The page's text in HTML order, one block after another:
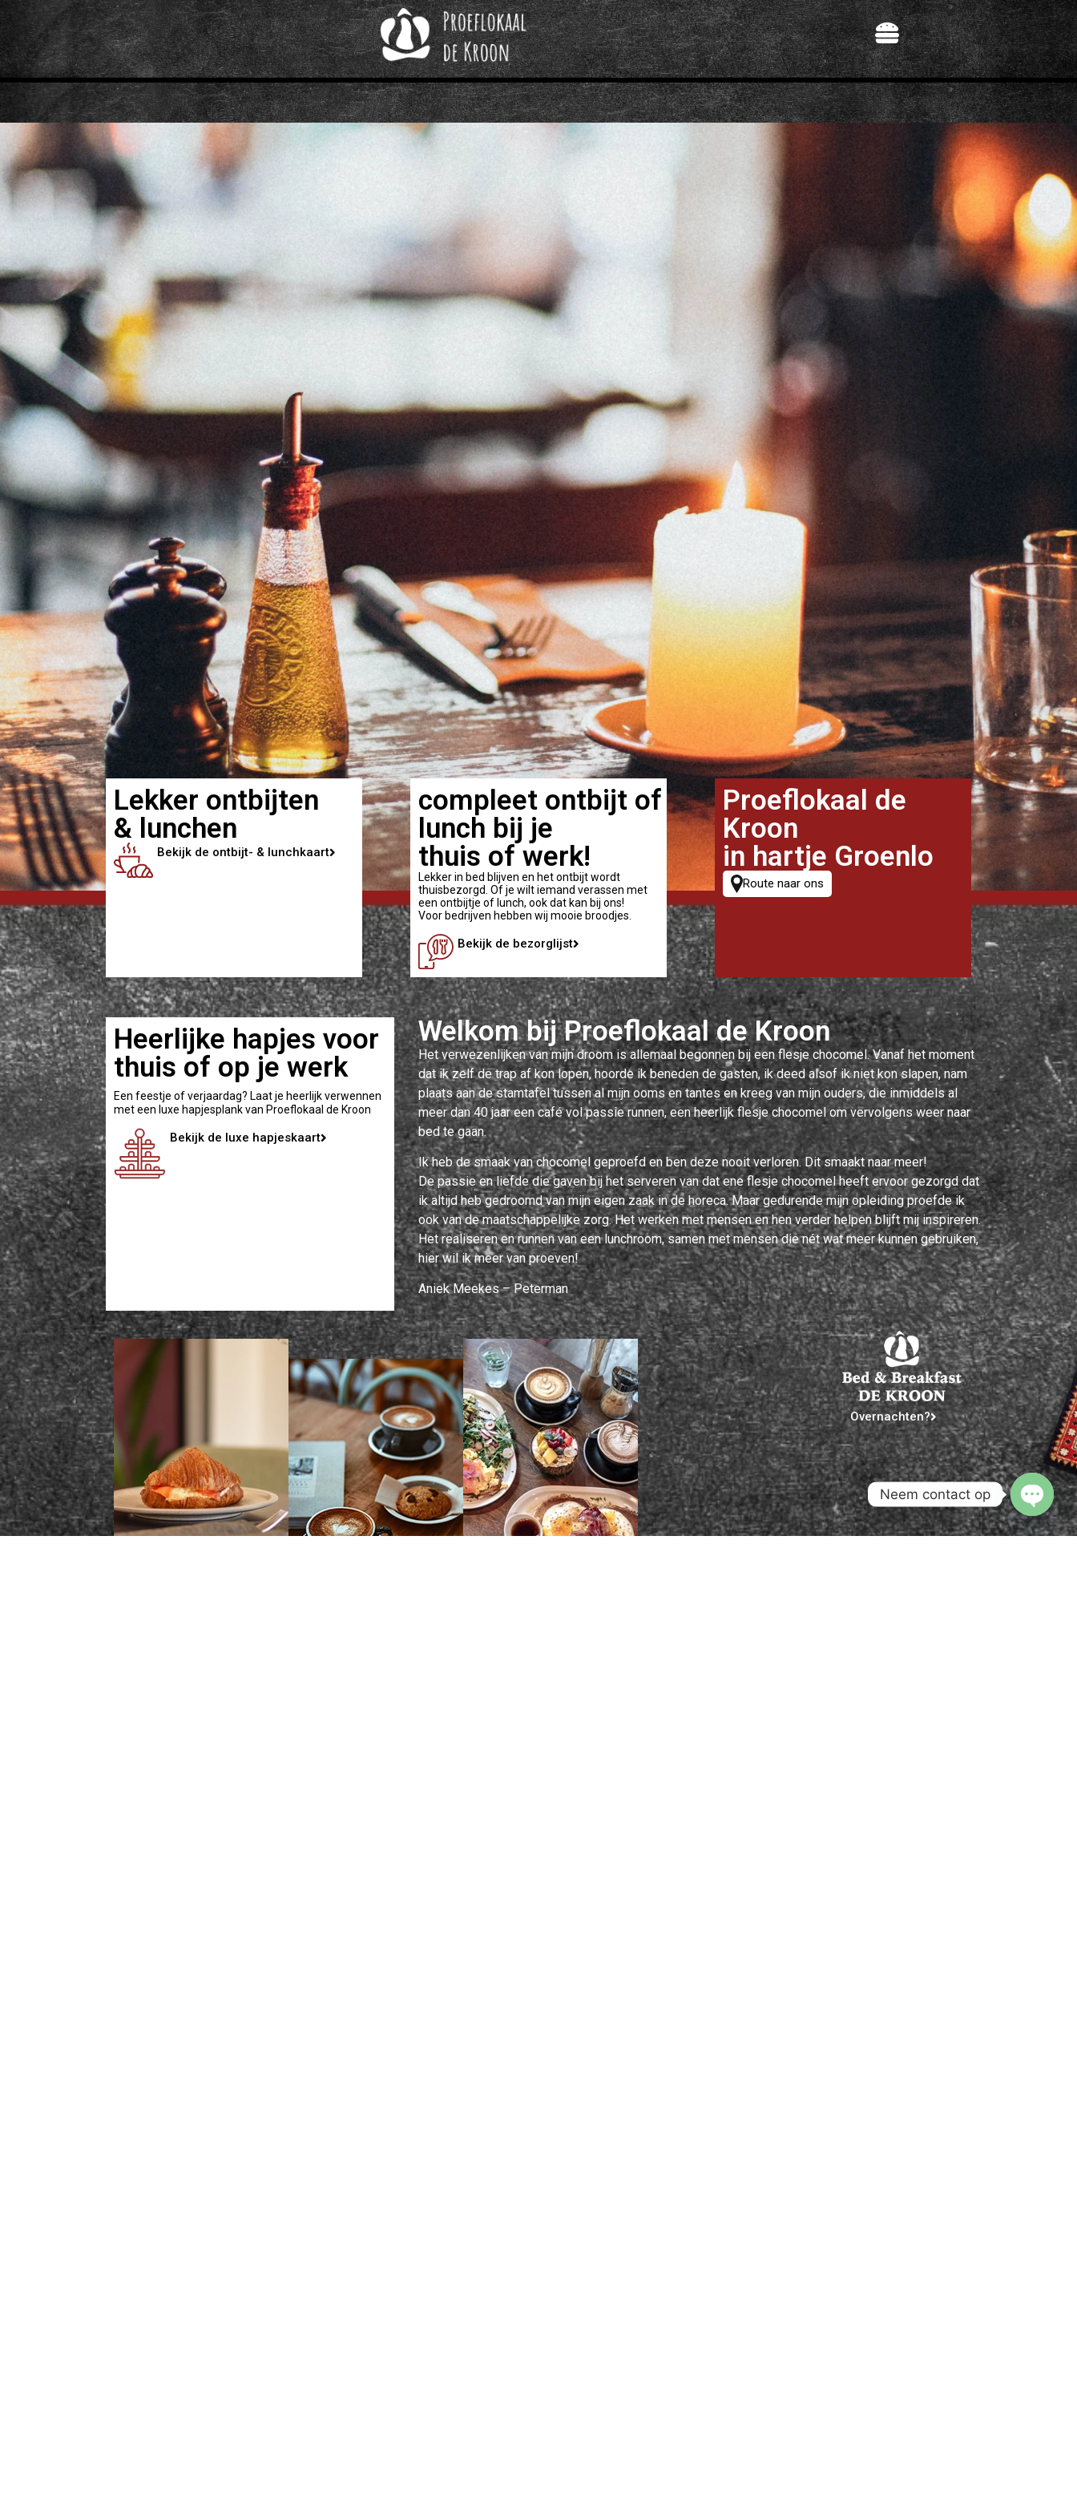
Lekker ontbijten
& lunchen
Bekijk de ontbijt- & lunchkaart
compleet ontbijt of
lunch bij je
thuis of werk!
Lekker in bed blijven en het ontbijt wordt
thuisbezorgd. Of je wilt iemand verassen met
een ontbijtje of lunch, ook dat kan bij ons!
Voor bedrijven hebben wij mooie broodjes.
Bekijk de bezorglijst
Proeflokaal de
Kroon
in hartje Groenlo
Route naar ons
Heerlijke hapjes voor
thuis of op je werk
Een feestje of verjaardag? Laat je heerlijk verwennen
met een luxe hapjesplank van Proeflokaal de Kroon
Bekijk de luxe hapjeskaart
Welkom bij Proeflokaal de Kroon
Het verwezenlijken van mijn droom is allemaal begonnen bij een flesje chocomel. Vanaf het moment
dat ik zelf de trap af kon lopen, hoorde ik beneden de gasten, ik deed alsof ik niet kon slapen, nam
plaats aan de stamtafel tussen al mijn ooms en tantes en kreeg van mijn ouders, die inmiddels al
meer dan 40 jaar een café vol passie runnen, een heerlijk flesje chocomel om vervolgens weer naar
bed te gaan.
Ik heb de smaak van chocomel geproefd en ben deze nooit verloren. Dit smaakt naar meer!
De passie en liefde die gaven bij het serveren van dat ene flesje chocomel heeft ervoor gezorgd dat
ik altijd heb gedroomd van mijn eigen zaak in de horeca. Maar gedurende mijn opleiding proefde ik
ook van de maatschappelijke zorg. Het werken met mensen en hen verder helpen blijft mij inspireren.
Het realiseren en runnen van een lunchroom, samen met mensen die nét wat meer kunnen gebruiken,
hier wil ik meer van proeven!
Aniek Meekes – Peterman
Overnachten?
Neem contact op
Open